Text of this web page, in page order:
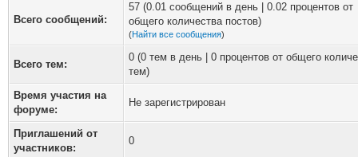
Всего сообщений:
57 (0.01 сообщений в день | 0.02 процентов от
общего количества постов)
(Найти все сообщения)
Всего тем:
0 (0 тем в день | 0 процентов от общего
тем)
Время участия на
форуме:
Не зарегистрирован
Приглашений от
участников:
0